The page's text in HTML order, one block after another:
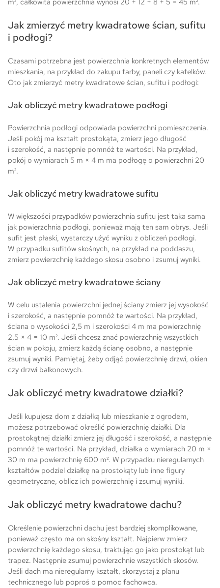
m², całkowita powierzchnia wynosi 20 + 12 + 8 + 5 = 45 m².
Jak zmierzyć metry kwadratowe ścian, sufitu
i podłogi?
Czasami potrzebna jest powierzchnia konkretnych elementów
mieszkania, na przykład do zakupu farby, paneli czy kafelków.
Oto jak zmierzyć metry kwadratowe ścian, sufitu i podłogi:
Jak obliczyć metry kwadratowe podłogi
Powierzchnia podłogi odpowiada powierzchni pomieszczenia.
Jeśli pokój ma kształt prostokąta, zmierz jego długość
i szerokość, a następnie pomnóż te wartości. Na przykład,
pokój o wymiarach 5 m × 4 m ma podłogę o powierzchni 20
m².
Jak obliczyć metry kwadratowe sufitu
W większości przypadków powierzchnia sufitu jest taka sama
jak powierzchnia podłogi, ponieważ mają ten sam obrys. Jeśli
sufit jest płaski, wystarczy użyć wyniku z obliczeń podłogi.
W przypadku sufitów skośnych, na przykład na poddaszu,
zmierz powierzchnię każdego skosu osobno i zsumuj wyniki.
Jak obliczyć metry kwadratowe ściany
W celu ustalenia powierzchni jednej ściany zmierz jej wysokość
i szerokość, a następnie pomnóż te wartości. Na przykład,
ściana o wysokości 2,5 m i szerokości 4 m ma powierzchnię
2,5 × 4 = 10 m². Jeśli chcesz znać powierzchnię wszystkich
ścian w pokoju, zmierz każdą ścianę osobno, a następnie
zsumuj wyniki. Pamiętaj, żeby odjąć powierzchnię drzwi, okien
czy drzwi balkonowych.
Jak obliczyć metry kwadratowe działki?
Jeśli kupujesz dom z działką lub mieszkanie z ogrodem,
możesz potrzebować określić powierzchnię działki. Dla
prostokątnej działki zmierz jej długość i szerokość, a następnie
pomnóż te wartości. Na przykład, działka o wymiarach 20 m ×
30 m ma powierzchnię 600 m². W przypadku nieregularnych
kształtów podziel działkę na prostokąty lub inne figury
geometryczne, oblicz ich powierzchnię i zsumuj wyniki.
Jak obliczyć metry kwadratowe dachu?
Określenie powierzchni dachu jest bardziej skomplikowane,
ponieważ często ma on skośny kształt. Najpierw zmierz
powierzchnię każdego skosu, traktując go jako prostokąt lub
trapez. Następnie zsumuj powierzchnie wszystkich skosów.
Jeśli dach ma nieregularny kształt, skorzystaj z planu
technicznego lub poproś o pomoc fachowca.